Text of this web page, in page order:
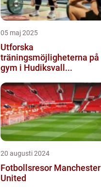
05 maj 2025
Utforska
träningsmöjligheterna på
gym i Hudiksvall...
20 augusti 2024
Fotbollsresor Manchester
United